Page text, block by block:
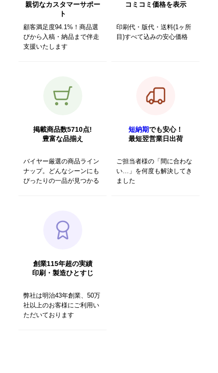
親切なカスタマーサポー
ト
顧客満足度94.1%！商品選
びから入稿・納品まで伴走
支援いたします
コミコミ価格を表示
印刷代・版代・送料(1ヶ所
目)すべて込みの安心価格
掲載商品数5710点!
豊富な品揃え
バイヤー厳選の商品ライン
ナップ。どんなシーンにも
ぴったりの一品が見つかる
短納期でも安心！
最短翌営業日出荷
ご担当者様の「間に合わな
い…」を何度も解決してき
ました
創業115年超の実績
印刷・製造ひとすじ
弊社は明治43年創業、50万
社以上のお客様にご利用い
ただいております